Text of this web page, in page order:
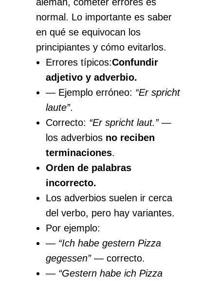
normal. Lo importante es saber
en qué se equivocan los
principiantes y cómo evitarlos.
Errores típicos:Confundir
adjetivo y adverbio.
— Ejemplo erróneo: “Er spricht
laute”.
Correcto: “Er spricht laut.”—
los adverbios no reciben
terminaciones.
Orden de palabras
incorrecto.
Los adverbios suelen ir cerca
del verbo, pero hay variantes.
Por ejemplo:
— “Ich habe gestern Pizza
gegessen”— correcto.
— “Gestern habe ich Pizza